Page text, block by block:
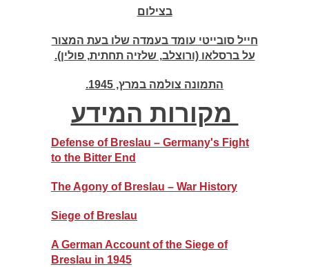
בצילום
חייל סובייטי עומד בעמדה שלו בעת המצור
על ברסלאו (ורוצלב, שלזיה תחתית, פולין).
התמונה צולמה במרץ, 1945 .
מקורות המידע
Defense of Breslau – Germany's Fight
to the Bitter End
The Agony of Breslau – War History
Siege of Breslau
A German Account of the Siege of
Breslau in 1945